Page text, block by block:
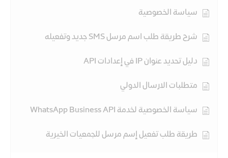
سياسة الخصوصية
شرح طريقة طلب اسم مرسل SMS جديد وتفعيله
دليل تحديد عنوان IP في إعدادات API
متطلبات الارسال الدولي
سياسة الخصوصية لخدمة WhatsApp Business API
طريقة طلب تفعيل إسم مرسل للجمعيات الخيرية